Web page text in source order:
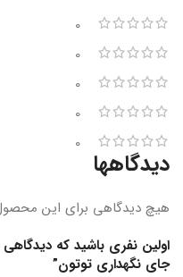
0
0
0
0
0
دیدگاهها
هیچ دیدگاهی برای این
اولین نفری باشید که
جای نگهداری توتون”